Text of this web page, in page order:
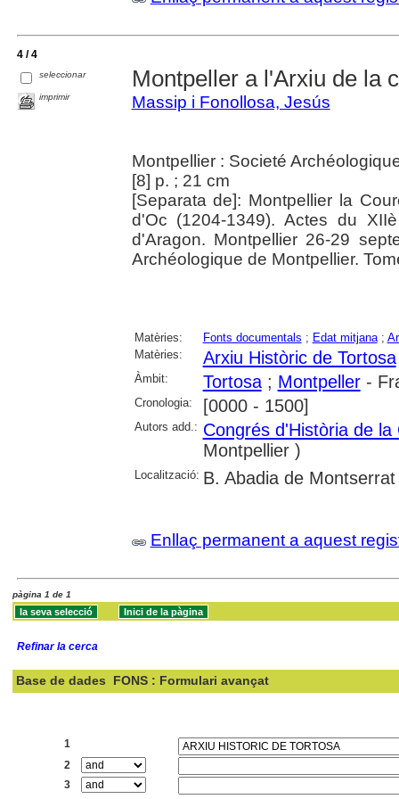
4 / 4
seleccionar
imprimir
Montpeller a l'Arxiu de la
Massip i Fonollosa, Jesús
Montpellier : Societé
[8] p. ; 21 cm
[Separata de]: Montpellier la
d'Oc (1204-1349). Actes du
d'Aragon. Montpellier 26-29
Archéologique de Montpellier.
Matèries: Fonts documentals ; Edat mitjana;
Matèries:
Arxiu Històric de Tortosa
Àmbit: Tortosa; Montpeller-
Cronologia: [0000 - 1500]
Autors add.: Congrés d'Història de la
Montpellier )
Localització: B. Abadia de Montserrat
Enllaç permanent a aquest
pàgina 1 de 1
Refinar la cerca
Base de dades FONS : Formulari avançat
1
2
3